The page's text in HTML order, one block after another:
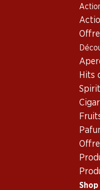
Hits
Shop
Shop des Vins
Rosé_old -
Neuchâtel